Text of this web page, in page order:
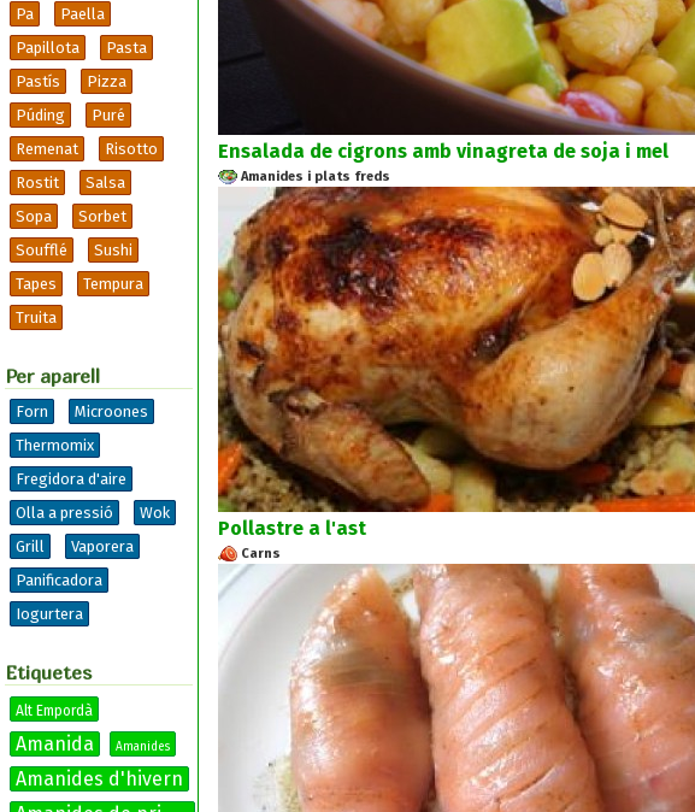
Pa
Paella
Papillota
Pasta
Pastís
Pizza
Púding
Puré
Remenat
Risotto
Rostit
Salsa
Sopa
Sorbet
Soufflé
Sushi
Tapes
Tempura
Truita
Per aparell
Forn
Microones
Thermomix
Fregidora d'aire
Olla a pressió
Wok
Grill
Vaporera
Panificadora
Iogurtera
Etiquetes
Alt Empordà
Amanida Amanides
Amanides d'hivern
Ensalada de cigrons amb vinagreta de soja i mel
Amanides i plats freds
Pollastre a l'ast
Carns